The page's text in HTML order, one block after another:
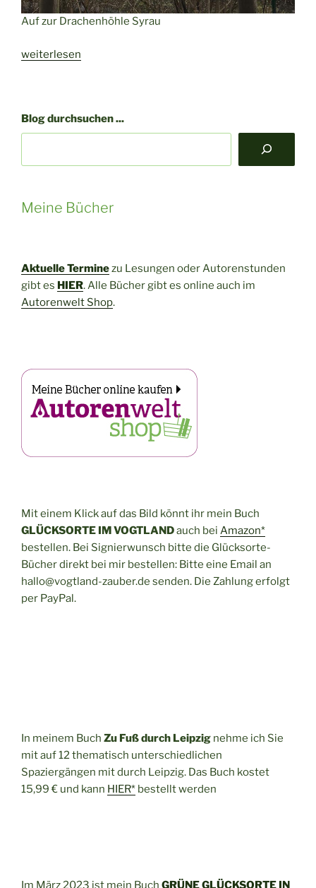
Auf zur Drachenhöhle Syrau
„Zu
Drachenhöhle
Syrau“
weiterlesen
Blog durchsuchen ...
Meine Bücher
Aktuelle Terminezu Lesungen oder Autorenstunden
gibt es HIER. Alle Bücher gibt es online auch im
Autorenwelt Shop.
Mit einem Klick auf das Bild könnt ihr mein Buch
GLÜCKSORTE IM VOGTLANDauch bei Amazon*
bestellen. Bei Signierwunsch bitte die Glücksorte-
Bücher direkt bei mir bestellen: Bitte eine Email an
hallo@vogtland-zauber.de senden. Die Zahlung erfolgt
per PayPal.
In meinem Buch Zu Fuß durch Leipzig nehme ich Sie
mit auf 12 thematisch unterschiedlichen
Spaziergängen mit durch Leipzig. Das Buch kostet
15,99 € und kann HIER* bestellt werden
Im März 2023 ist mein Buch GRÜNE GLÜCKSORTE IN